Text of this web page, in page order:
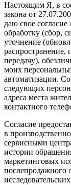
Настоящим Я, в
закона от
даю свое
обработку (сбор,
уточнение
распространение,
передачу),
моих
автоматизации.
следующих
адреса места
контактного
Согласие
в
сервисными
истории
маркетинговых
послепродажного